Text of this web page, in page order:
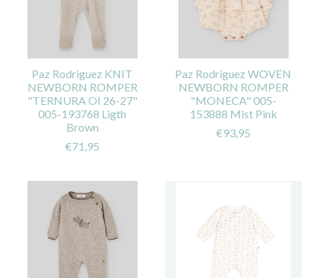
Paz Rodriguez KNIT
NEWBORN ROMPER
"TERNURA OI 26-27"
005-193768 Ligth
Brown
€71,95
Paz Rodriguez WOVEN
NEWBORN ROMPER
"MONECA" 005-
153888 Mist Pink
€93,95